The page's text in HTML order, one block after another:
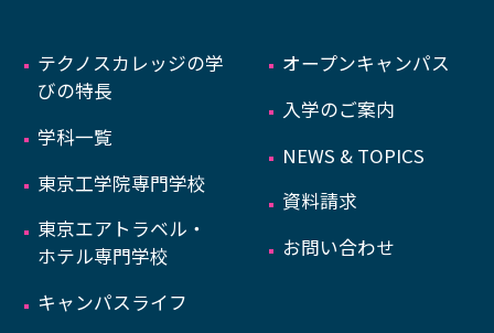
テクノスカレッジの学
びの特長
学科一覧
東京工学院専門学校
東京エアトラベル・
ホテル専門学校
キャンパスライフ
オープンキャンパス
入学のご案内
NEWS & TOPICS
資料請求
お問い合わせ